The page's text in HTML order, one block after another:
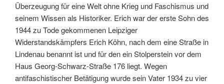
Überzeugung für eine Welt ohne Krieg und Faschismus und
seinem Wissen als Historiker. Erich war der erste Sohn des
1944 zu Tode gekommenen Leipziger
Widerstandskämpfers Erich Köhn, nach dem eine Straße in
Lindenau benannt ist und für den ein Stolperstein vor dem
Haus Georg-Schwarz-Straße 176 liegt. Wegen
antifaschistischer Betätigung wurde sein Vater 1934 zu vier